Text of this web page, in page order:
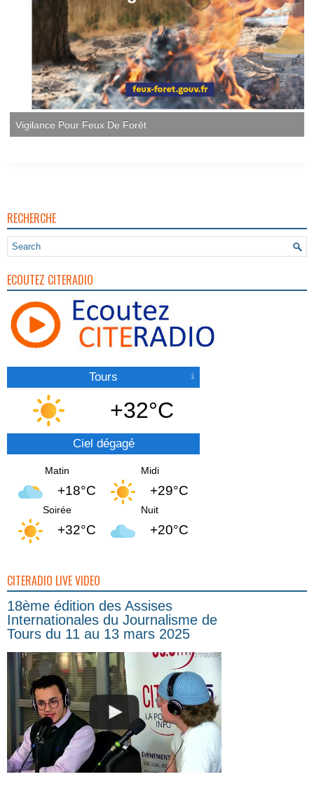
Vigilance Pour Feux De Forêt
RECHERCHE
ECOUTEZ CITERADIO
Tours
+32°C
Ciel dégagé
Matin
+18°C
Midi
+29°C
Soirée
+32°C
Nuit
+20°C
CITERADIO LIVE VIDEO
18ème édition des Assises
Internationales du Journalisme de
Tours du 11 au 13 mars 2025